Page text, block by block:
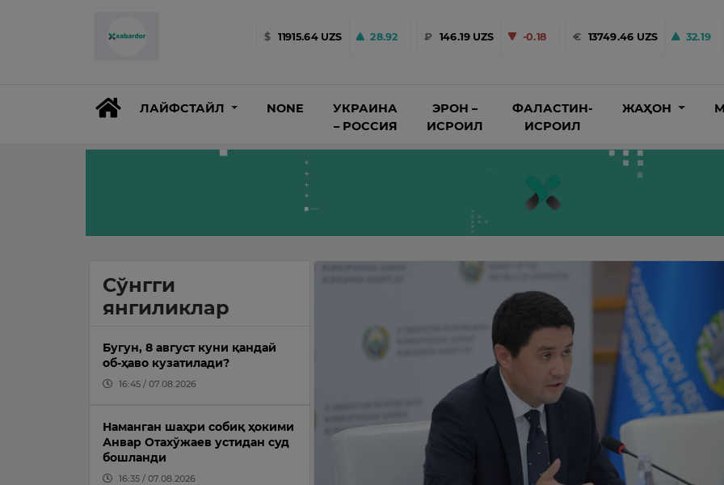
$ 11915.64 UZS 28.92 ₽ 146.19 UZS -0.18 € 13749.46 UZS 32.19
ЛАЙФСТАЙЛ NONE
УКРАИНА
– РОССИЯ
ЭРОН –
ИСРОИЛ
ФАЛАСТИН-
ИСРОИЛ
ЖАҲОН
Сўнгги
янгиликлар
Бугун, 8 август куни қандай
об-ҳаво кузатилади?
16:45 / 07.08.2026
Наманган шаҳри собиқ ҳокими
Анвар Отахўжаев устидан суд
бошланди
16:35 / 07.08.2026